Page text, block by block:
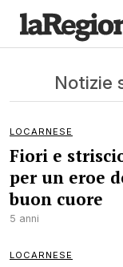
Notizie
LOCARNESE
Fiori e
per un eroe
buon cuore
5 anni
LOCARNESE